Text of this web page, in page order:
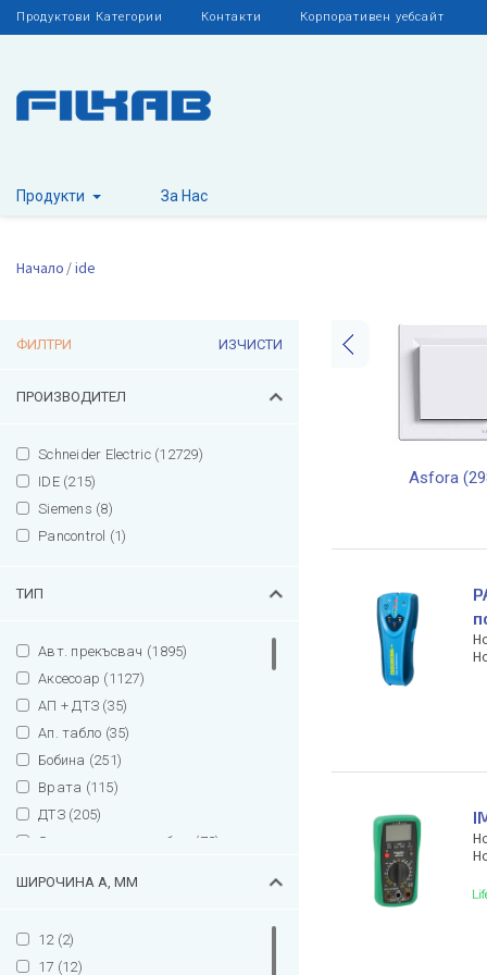
Продуктови Категории Контакти Корпоративен уебсайт
Продукти За Нас
Начало ide
ФИЛТРИ ИЗЧИСТИ
ПРОИЗВОДИТЕЛ
Schneider Electric (12729)
IDE (215)
Siemens (8)
Pancontrol (1)
ТИП
Авт. прекъсвач (1895)
Аксесоар (1127)
АП + ДТЗ (35)
Ап. табло (35)
Бобина (251)
Врата (115)
ДТЗ (205)
Заключване на табла (72)
Контакт (412)
ШИРОЧИНА A, MM
12 (2)
17 (12)
Asfora